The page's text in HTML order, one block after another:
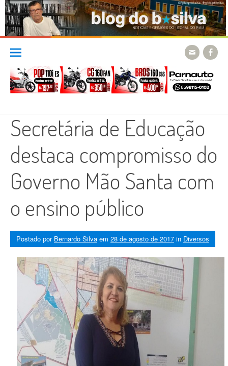
Skip
content
Secretária de Educação
destaca compromisso do
Governo Mão Santa com
o ensino público
Postado por Bernardo Silva em 28 de agosto de 2017 in Diversos